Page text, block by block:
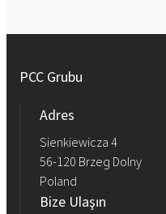
PCC Grubu
Adres
Sienkiewicza 4
56-120 Brzeg Dolny
Poland
Bize Ulaşın